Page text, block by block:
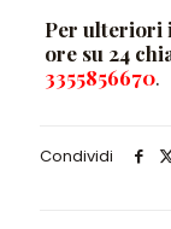
Per ulteriori
ore su 24
3355856670.
Condividi